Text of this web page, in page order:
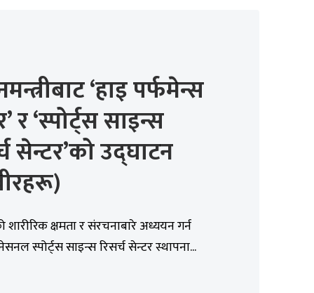
‘हाइ पर्फमेन्स
र ‘स्पोर्ट्स साइन्स
सेन्टर’को उद्घाटन
क्षमता र संरचनाबारे अध्ययन गर्न
स्पोर्ट्स साइन्स रिसर्च सेन्टर स्थापना...